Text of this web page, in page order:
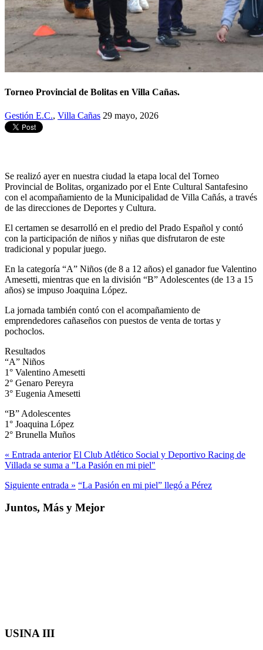
Torneo Provincial de Bolitas en Villa Cañas.
Gestión E.C., Villa Cañas 29 mayo, 2026
Se realizó ayer en nuestra ciudad la etapa local del Torneo
Provincial de Bolitas, organizado por el Ente Cultural Santafesino
con el acompañamiento de la Municipalidad de Villa Cañás, a través
de las direcciones de Deportes y Cultura.
El certamen se desarrolló en el predio del Prado Español y contó
con la participación de niños y niñas que disfrutaron de este
tradicional y popular juego.
En la categoría “A” Niños (de 8 a 12 años) el ganador fue Valentino
Amesetti, mientras que en la división “B” Adolescentes (de 13 a 15
años) se impuso Joaquina López.
La jornada también contó con el acompañamiento de
emprendedores cañaseños con puestos de venta de tortas y
pochoclos.
Resultados
“A” Niños
1° Valentino Amesetti
2° Genaro Pereyra
3° Eugenia Amesetti
“B” Adolescentes
1° Joaquina López
2° Brunella Muños
« Entrada anterior El Club Atlético Social y Deportivo Racing de
Villada se suma a "La Pasión en mi piel"
Siguiente entrada » “La Pasión en mi piel” llegó a Pérez
Juntos, Más y Mejor
USINA III